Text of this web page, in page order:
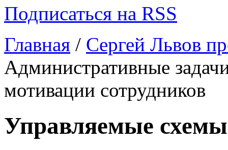
Подписаться на RSS
Главная / Сергей Львов
Административные
мотивации сотрудников
Управляемые